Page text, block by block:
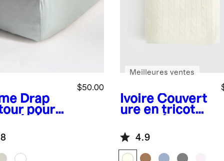
Drap
pour
$50.00
Ivoire Couvert
ure en tricot
cachemire de
Mongolie pour
bébé
Meilleures ventes
4.9